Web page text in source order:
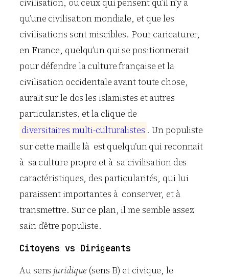
civilisation, ou ceux qui pensent qu’il n’y a
qu’une civilisation mondiale, et que les
civilisations sont miscibles. Pour caricaturer,
en France, quelqu’un qui se positionnerait
pour défendre la culture française et la
civilisation occidentale avant toute chose,
aurait sur le dos les islamistes et autres
particularistes, et la clique de
diversitaires multi-culturalistes . Un populiste
sur cette maille là est quelqu’un qui reconnait
à sa culture propre et à sa civilisation des
caractéristiques, des particularités, qui lui
paraissent importantes à conserver, et à
transmettre. Sur ce plan, il me semble assez
sain d’être populiste.
Citoyens vs Dirigeants
Au sens juridique(sens B) et civique, le